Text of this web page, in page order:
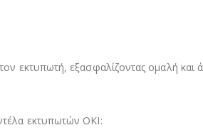
εκτυπωτή, εξασφαλίζοντας ομαλή και
εκτυπωτών OKI: